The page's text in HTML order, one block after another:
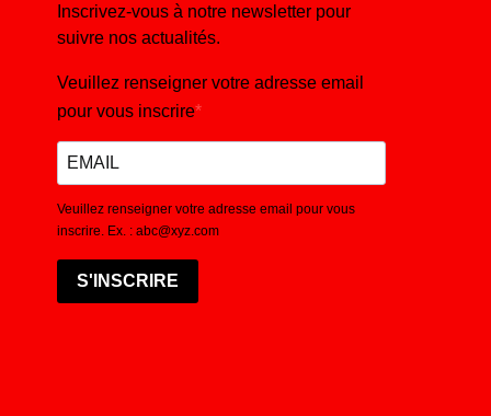
Inscrivez-vous à notre newsletter pour
suivre nos actualités.
Veuillez renseigner votre adresse email
pour vous inscrire
Veuillez renseigner votre adresse email pour vous
inscrire. Ex. : abc@xyz.com
S'INSCRIRE